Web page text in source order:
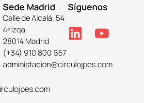
Sede Madrid
Calle de Alcalá, 54
4º Izqa.
28014 Madrid
(+34) 910 800 657
administacion@circulojpes.com
Síguenos